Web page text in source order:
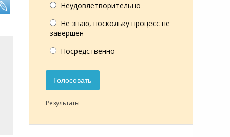
Неудовлетворительно
Не знаю, поскольку процесс не
завершён
Посредственно
Голосовать
Результаты